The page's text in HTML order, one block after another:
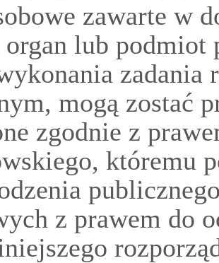
zawarte w
organ lub
zadania
mogą zostać
zgodnie z
któremu
z prawem do